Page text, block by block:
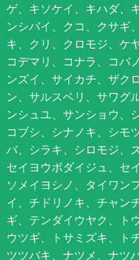
ゲ、キソケイ、キハダ、
ンシバイ、クコ、クサギ
キ、クリ、クロモジ、ケ
コデマリ、コナラ、コバ
ンズイ、サイカチ、ザク
ン、サルスベリ、サワグ
ンシュユ、サンショウ、
コブシ、シナノキ、シモ
バ、シラキ、シロモジ、
セイヨウボダイジュ、セ
ソメイヨシノ、タイワン
イ、チドリノキ、チャン
ギ、テンダイウヤク、ト
ウツギ、トサミズキ、ト
ツツバキ、ナツメ、ナツ